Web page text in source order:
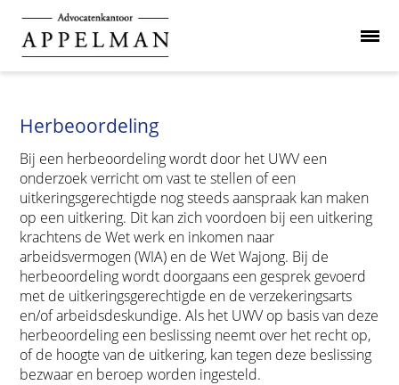
Herbeoordeling
Bij een herbeoordeling wordt door het UWV een
onderzoek verricht om vast te stellen of een
uitkeringsgerechtigde nog steeds aanspraak kan maken
op een uitkering. Dit kan zich voordoen bij een uitkering
krachtens de Wet werk en inkomen naar
arbeidsvermogen (WIA) en de Wet Wajong. Bij de
herbeoordeling wordt doorgaans een gesprek gevoerd
met de uitkeringsgerechtigde en de verzekeringsarts
en/of arbeidsdeskundige. Als het UWV op basis van deze
herbeoordeling een beslissing neemt over het recht op,
of de hoogte van de uitkering, kan tegen deze beslissing
bezwaar en beroep worden ingesteld.